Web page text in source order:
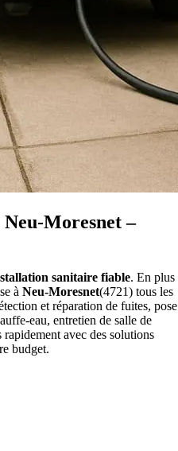
Moresnet –
sanitaire fiable. En plus
à Neu-Moresnet(4721) tous les
et réparation de fuites, pose
eau, entretien de salle de
avec des solutions
budget.